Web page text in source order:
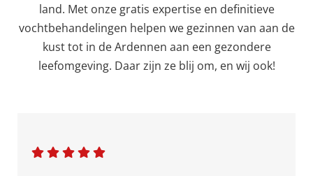
land. Met onze gratis expertise en definitieve
vochtbehandelingen helpen we gezinnen van aan de
kust tot in de Ardennen aan een gezondere
leefomgeving. Daar zijn ze blij om, en wij ook!